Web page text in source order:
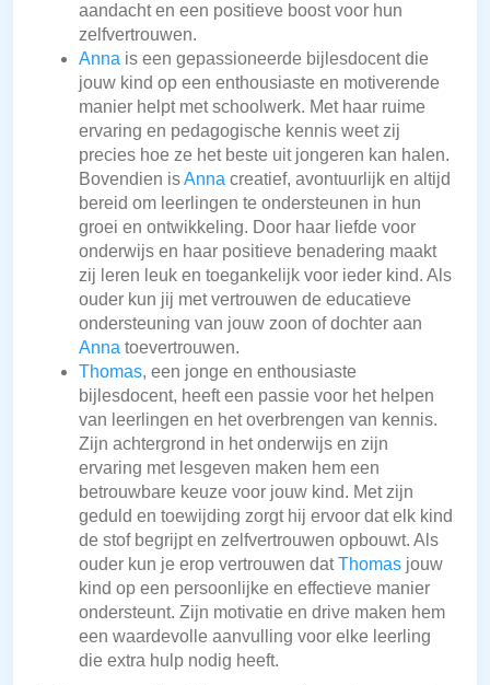
aandacht en een positieve boost voor hun
zelfvertrouwen.
Anna is een gepassioneerde bijlesdocent die
jouw kind op een enthousiaste en motiverende
manier helpt met schoolwerk. Met haar ruime
ervaring en pedagogische kennis weet zij
precies hoe ze het beste uit jongeren kan halen.
Bovendien isAnna creatief, avontuurlijk en altijd
bereid om leerlingen te ondersteunen in hun
groei en ontwikkeling. Door haar liefde voor
onderwijs en haar positieve benadering maakt
zij leren leuk en toegankelijk voor ieder kind. Als
ouder kun jij met vertrouwen de educatieve
ondersteuning van jouw zoon of dochter aan
Anna toevertrouwen.
Thomas, een jonge en enthousiaste
bijlesdocent, heeft een passie voor het helpen
van leerlingen en het overbrengen van kennis.
Zijn achtergrond in het onderwijs en zijn
ervaring met lesgeven maken hem een
betrouwbare keuze voor jouw kind. Met zijn
geduld en toewijding zorgt hij ervoor dat elk kind
de stof begrijpt en zelfvertrouwen opbouwt. Als
ouder kun je erop vertrouwen datThomas jouw
kind op een persoonlijke en effectieve manier
ondersteunt. Zijn motivatie en drive maken hem
een waardevolle aanvulling voor elke leerling
die extra hulp nodig heeft.